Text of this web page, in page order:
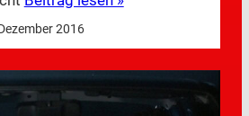
2016